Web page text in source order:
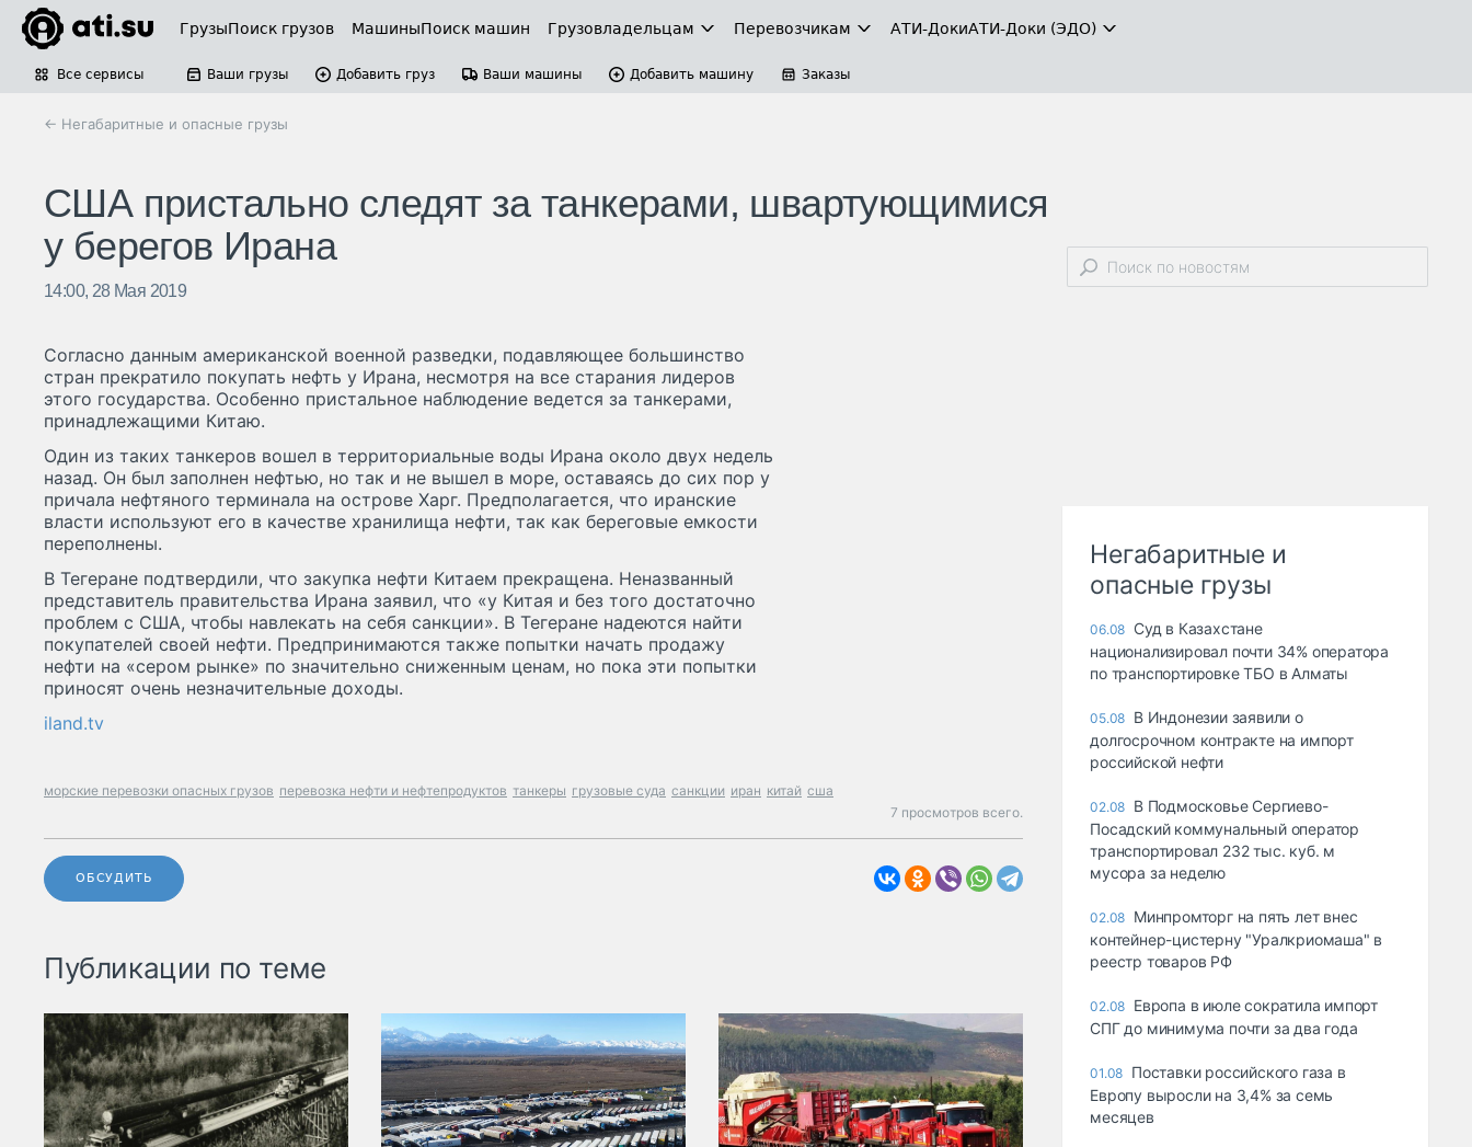
ГрузыПоиск грузов МашиныПоиск машин Грузовладельцам Перевозчикам АТИ-ДокиАТИ-Доки (ЭДО)
Все сервисы Ваши грузы Добавить груз Ваши машины Добавить машину Заказы
← Негабаритные и опасные грузы
США пристально следят за танкерами, швартующимися
у берегов Ирана
14:00, 28 Мая 2019
Согласно данным американской военной разведки, подавляющее большинство
стран прекратило покупать нефть у Ирана, несмотря на все старания лидеров
этого государства. Особенно пристальное наблюдение ведется за танкерами,
принадлежащими Китаю.
Один из таких танкеров вошел в территориальные воды Ирана около двух недель
назад. Он был заполнен нефтью, но так и не вышел в море, оставаясь до сих пор у
причала нефтяного терминала на острове Харг. Предполагается, что иранские
власти используют его в качестве хранилища нефти, так как береговые емкости
переполнены.
В Тегеране подтвердили, что закупка нефти Китаем прекращена. Неназванный
представитель правительства Ирана заявил, что «у Китая и без того достаточно
проблем с США, чтобы навлекать на себя санкции». В Тегеране надеются найти
покупателей своей нефти. Предпринимаются также попытки начать продажу
нефти на «сером рынке» по значительно сниженным ценам, но пока эти попытки
приносят очень незначительные доходы.
iland.tv
морские перевозки опасных грузов перевозка нефти и нефтепродуктов танкеры грузовые суда санкции иран китай сша
7 просмотров всего.
ОБСУДИТЬ
Публикации по теме
Негабаритные и
опасные грузы
06.08 Суд в Казахстане
национализировал почти 34% оператора
по транспортировке ТБО в Алматы
05.08 В Индонезии заявили о
долгосрочном контракте на импорт
российской нефти
02.08 В Подмосковье Сергиево-
Посадский коммунальный оператор
транспортировал 232 тыс. куб. м
мусора за неделю
02.08 Минпромторг на пять лет внес
контейнер-цистерну "Уралкриомаша" в
реестр товаров РФ
02.08 Европа в июле сократила импорт
СПГ до минимума почти за два года
01.08 Поставки российского газа в
Европу выросли на 3,4% за семь
месяцев